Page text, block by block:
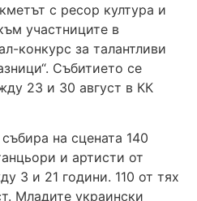
с ресор култура и
участниците в
конкурс за талантливи
Събитието се
23 и 30 август в КК
на сцената 140
и артисти от
3 и 21 години. 110 от тях
Младите украински